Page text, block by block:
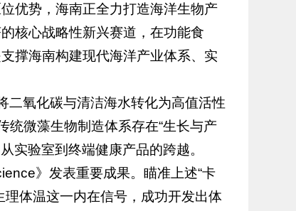
优势，海南正全力打造海洋生物产
核心战略性新兴赛道，在功能食
撑海南构建现代海洋产业体系、实
二氧化碳与清洁海水转化为高值活性
统微藻生物制造体系存在“生长与产
实验室到终端健康产品的跨越。
》发表重要成果。瞄准上述“卡
体温这一内在信号，成功开发出体